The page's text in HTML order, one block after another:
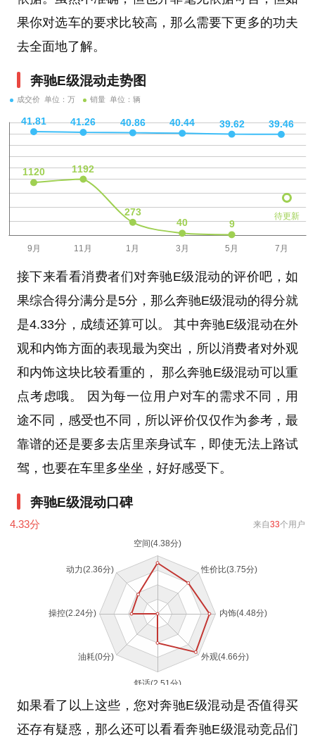
果你对选车的要求比较高，那么需要下更多的功夫
去全面地了解。
奔驰E级混动走势图
成交价 单位：万 销量 单位：辆
待更新
接下来看看消费者们对奔驰E级混动的评价吧，如
果综合得分满分是5分，那么奔驰E级混动的得分就
是4.33分，成绩还算可以。 其中奔驰E级混动在外
观和内饰方面的表现最为突出，所以消费者对外观
和内饰这块比较看重的， 那么奔驰E级混动可以重
点考虑哦。 因为每一位用户对车的需求不同，用
途不同，感受也不同，所以评价仅仅作为参考，最
靠谱的还是要多去店里亲身试车，即使无法上路试
驾，也要在车里多坐坐，好好感受下。
奔驰E级混动口碑
4.33分 来自33个用户
如果看了以上这些，您对奔驰E级混动是否值得买
还存有疑惑，那么还可以看看奔驰E级混动竞品们